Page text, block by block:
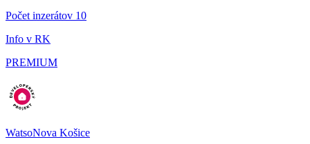
Počet inzerátov 10
Info v RK
PREMIUM
WatsoNova Košice